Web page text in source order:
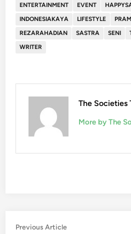
ENTERTAINMENT
EVENT
INDONESIAKAYA
LIFESTYLE
REZARAHADIAN
SASTRA SENI
WRITER
The Societies
More by The
Post
Previous ArticlePrevious